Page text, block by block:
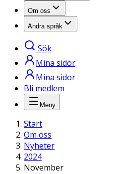
Om oss
Andra språk
Sök
Mina sidor
Mina sidor
Bli medlem
Meny
Start
Om oss
Nyheter
2024
November